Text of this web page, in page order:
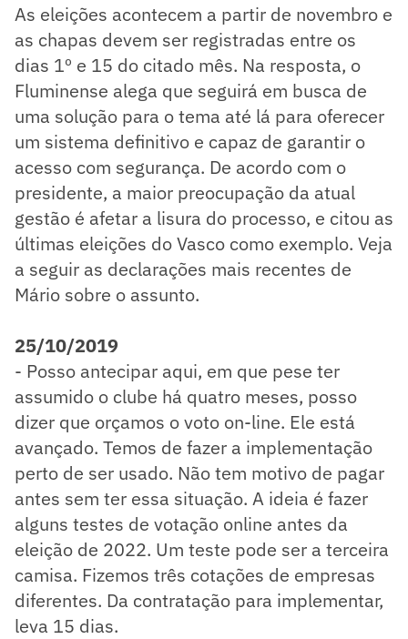
As eleições acontecem a partir de novembro e
as chapas devem ser registradas entre os
dias 1º e 15 do citado mês. Na resposta, o
Fluminense alega que seguirá em busca de
uma solução para o tema até lá para oferecer
um sistema definitivo e capaz de garantir o
acesso com segurança. De acordo com o
presidente, a maior preocupação da atual
gestão é afetar a lisura do processo, e citou as
últimas eleições do Vasco como exemplo. Veja
a seguir as declarações mais recentes de
Mário sobre o assunto.
25/10/2019
- Posso antecipar aqui, em que pese ter
assumido o clube há quatro meses, posso
dizer que orçamos o voto on-line. Ele está
avançado. Temos de fazer a implementação
perto de ser usado. Não tem motivo de pagar
antes sem ter essa situação. A ideia é fazer
alguns testes de votação online antes da
eleição de 2022. Um teste pode ser a terceira
camisa. Fizemos três cotações de empresas
diferentes. Da contratação para implementar,
leva 15 dias.